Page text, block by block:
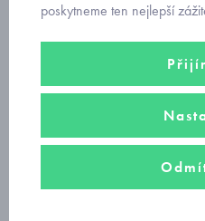
poskytneme ten nejlepší